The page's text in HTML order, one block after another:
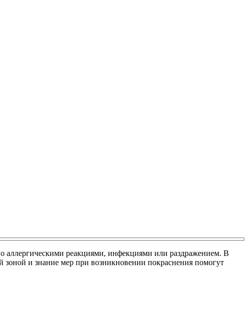
аллергическими реакциями, инфекциями или раздражением. В
и знание мер при возникновении покраснения помогут